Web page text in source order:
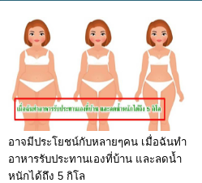
อาจมีประโยชน์กับหลายๆคน เมื่อฉันทำ
อาหารรับประทานเองที่บ้าน และลดน้ำ
หนักได้ถึง 5 กิโล